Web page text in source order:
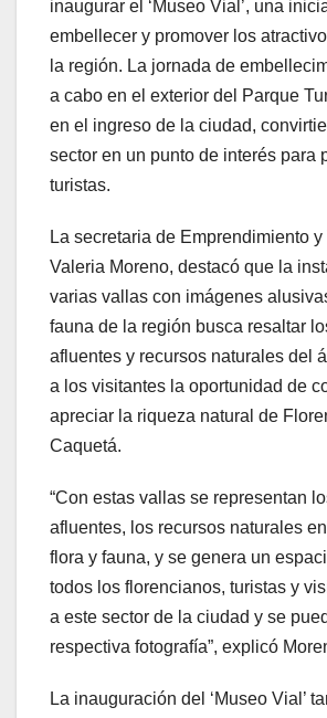
inaugurar el ‘Museo Vial’, una
embellecer y promover los
la región. La jornada de
a cabo en el exterior del Parque
en el ingreso de la ciudad,
sector en un punto de interés para
turistas.
La secretaria de Emprendimiento y
Valeria Moreno, destacó que la
varias vallas con imágenes
fauna de la región busca resaltar
afluentes y recursos naturales del
a los visitantes la oportunidad de
apreciar la riqueza natural de
Caquetá.
“Con estas vallas se representan
afluentes, los recursos naturales
flora y fauna, y se genera un
todos los florencianos, turistas y
a este sector de la ciudad y se
respectiva fotografía”, explicó
La inauguración del ‘Museo Vial’